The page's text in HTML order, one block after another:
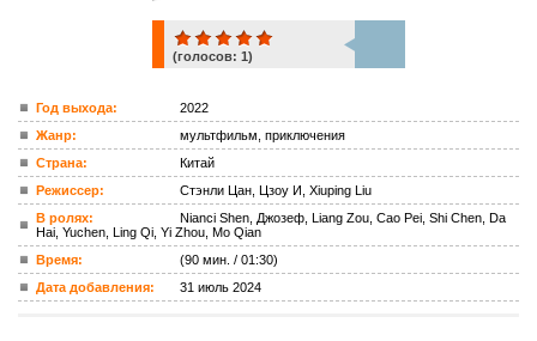
ком.
(голосов: 1)
Год выхода:
2022
Жанр:
мультфильм, приключения
Страна:
Китай
Режиссер:
Стэнли Цан, Цзоу И, Xiuping Liu
В ролях:
Nianci Shen, Джозеф, Liang Zou, Cao Pei, Shi Chen, Da
Hai, Yuchen, Ling Qi, Yi Zhou, Mo Qian
Время:
(90 мин. / 01:30)
Дата добавления:
31 июль 2024